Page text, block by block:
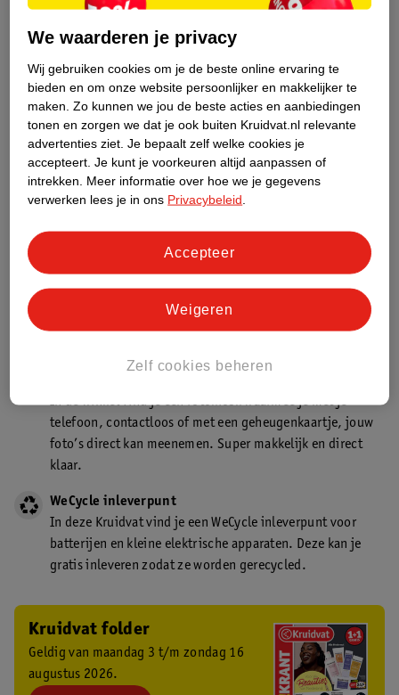
zelfzorg, ook online. Wat je
gezondheidsvraag ook is, stel hem aan
Stel je gezondheidsvraag
Ook in deze winkel
Kruidvat.nl ophaalpunt
Laat je bestelling snel en gemakkelijk bezorgen in de
Kruidvat is een gecertificeerd drogist. Dit betekent dat je
In de winkel vind je een fotokiosk waarmee je met je
telefoon, contactloos of met een geheugenkaartje, jouw
foto’s direct kan meenemen. Super makkelijk en direct
klaar.
WeCycle inleverpunt
In deze Kruidvat vind je een WeCycle inleverpunt voor
batterijen en kleine elektrische apparaten. Deze kan je
gratis inleveren zodat ze worden gerecycled.
Kruidvat folder
Geldig van maandag 3 t/m zondag 16
augustus 2026.
We waarderen je privacy
Wij gebruiken cookies om je de beste online ervaring te
bieden en om onze website persoonlijker en makkelijker te
maken. Zo kunnen we jou de beste acties en aanbiedingen
tonen en zorgen we dat je ook buiten Kruidvat.nl relevante
advertenties ziet. Je bepaalt zelf welke cookies je
accepteert. Je kunt je voorkeuren altijd aanpassen of
intrekken.
Meer informatie over hoe we je gegevens
verwerken lees je in ons Privacybeleid
Zelf cookies beheren
Weigeren
Accepteer